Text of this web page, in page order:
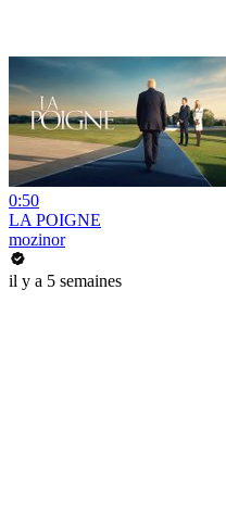
0:50
LA POIGNE
mozinor
il y a 5 semaines